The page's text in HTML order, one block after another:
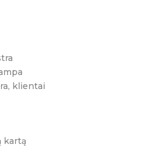
klientai
kartą